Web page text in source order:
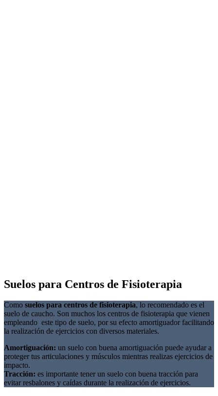
Suelos para Centros de Fisioterapia
Como suelos para centros de fisioterapia, lo recomendado es el
suelo de caucho. Son muchos los centros de fisioterapia que vienen
empleando este tipo de suelo, por su efecto amortiguador facilitando
la realización de ejercicios con diversos materiales.
Amortiguación: un suelo con buena amortiguación puede ayudar a
proteger tus articulaciones y músculos mientras realizas ejercicios de
impacto.
Tracción: es importante tener un suelo con buena tracción para
evitar resbalones y caídas durante la realización de ejercicios.